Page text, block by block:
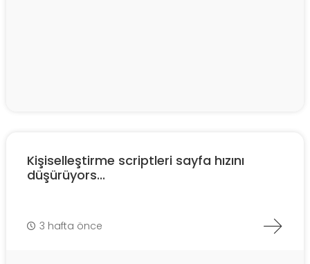
Kişiselleştirme scriptleri sayfa hızını
düşürüyors...
3 hafta önce